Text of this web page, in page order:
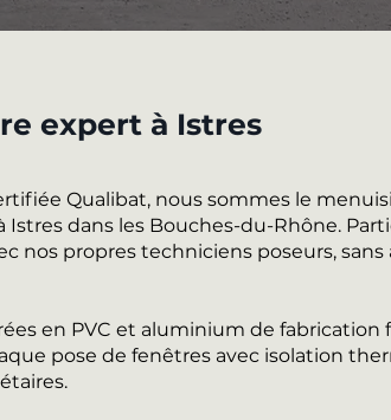
expert à Istres
Qualibat, nous sommes le
dans les Bouches-du-Rhône.
nos propres techniciens poseurs,
en PVC et aluminium de
pose de fenêtres avec isolation